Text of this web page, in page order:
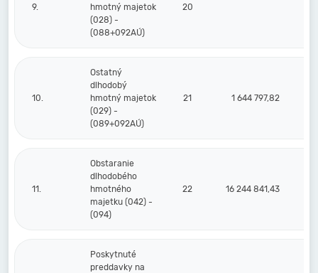
9.
hmotný majetok
(028) -
(088+092AÚ)
20
10.
Ostatný
dlhodobý
hmotný majetok
(029) -
(089+092AÚ)
21 1 644 797,82
11.
Obstaranie
dlhodobého
hmotného
majetku (042) -
(094)
22 16 244 841,43
Poskytnuté
preddavky na